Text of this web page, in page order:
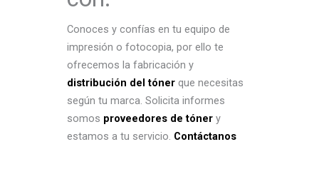
Conoces y confías en tu equipo de
impresión o fotocopia, por ello te
ofrecemos la fabricación y
distribución del tóner que necesitas
según tu marca. Solicita informes
somos proveedores de tóner y
estamos a tu servicio. Contáctanos